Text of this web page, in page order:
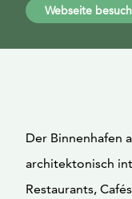
Webseite
Der Binnenhafen
architektonisch
Restaurants,